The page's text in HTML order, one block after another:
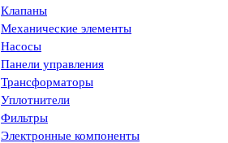
Клапаны
Механические элементы
Насосы
Панели управления
Трансформаторы
Уплотнители
Фильтры
Электронные компоненты